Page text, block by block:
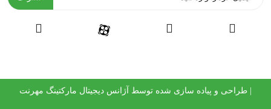
| طراحی و پیاده سازی شده توسطآژانس دیجیتال مارکتینگ مهرنت